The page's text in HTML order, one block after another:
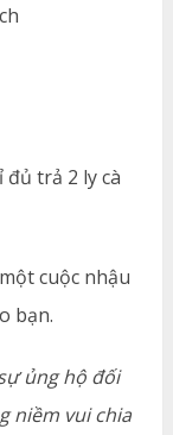
trả 2 ly cà
cuộc nhậu
bạn.
ủng hộ đối
niềm vui chia